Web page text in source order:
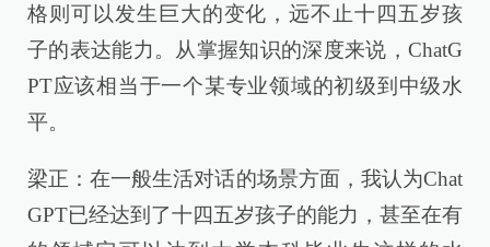
格则可以发生巨大的变化，远不止十四五岁孩
子的表达能力。从掌握知识的深度来说，ChatG
PT应该相当于一个某专业领域的初级到中级水
平。
梁正：在一般生活对话的场景方面，我认为Chat
GPT已经达到了十四五岁孩子的能力，甚至在有